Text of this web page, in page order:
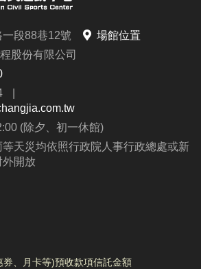
段88巷12號
場館位置
股份有限公司
(除夕、初一休館)
天災均依照行政院人事行政總處或新
開放
、月卡等)預收款項信託金額